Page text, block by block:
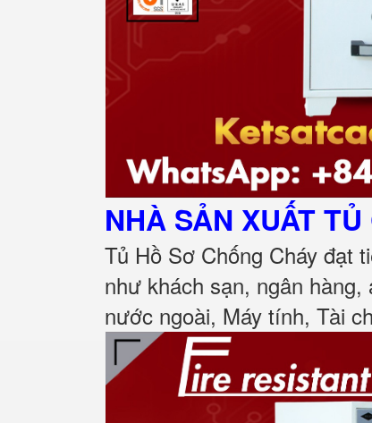
NHÀ SẢN XUẤT
Tủ Hồ Sơ Chống Cháy đạt
như khách sạn, ngân
nước ngoài, Máy tính, Tài